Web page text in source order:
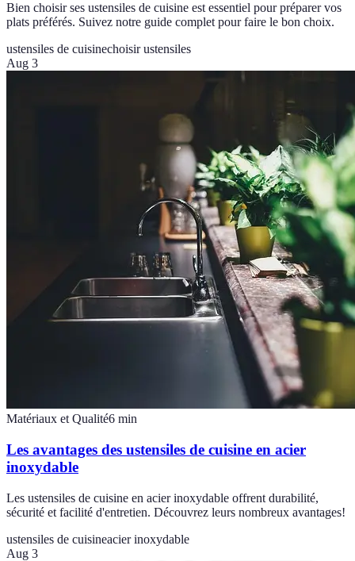
Bien choisir ses ustensiles de cuisine est essentiel pour préparer vos
plats préférés. Suivez notre guide complet pour faire le bon choix.
ustensiles de cuisinechoisir ustensiles
Aug 3
Matériaux et Qualité6 min
Les avantages des ustensiles de cuisine en acier
inoxydable
Les ustensiles de cuisine en acier inoxydable offrent durabilité,
sécurité et facilité d'entretien. Découvrez leurs nombreux avantages!
ustensiles de cuisineacier inoxydable
Aug 3